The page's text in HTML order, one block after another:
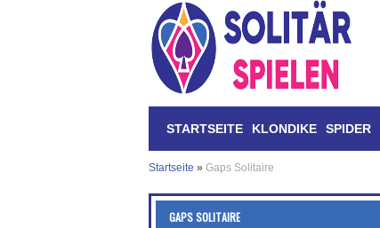
STARTSEITE KLONDIKE SPIDER
Startseite » Gaps Solitaire
GAPS SOLITAIRE